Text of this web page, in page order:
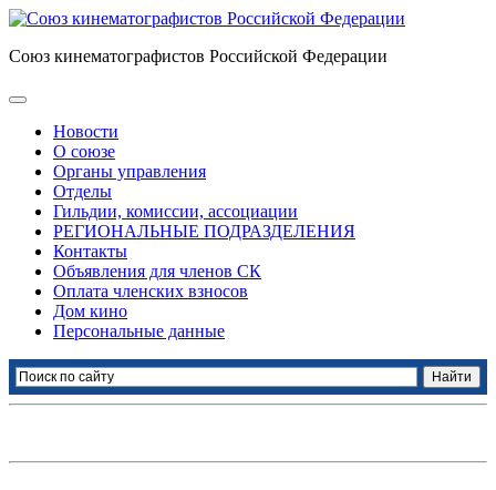
Союз кинематографистов Российской Федерации
Новости
О союзе
Органы управления
Отделы
Гильдии, комиссии, ассоциации
РЕГИОНАЛЬНЫЕ ПОДРАЗДЕЛЕНИЯ
Контакты
Объявления для членов СК
Оплата членских взносов
Дом кино
Персональные данные